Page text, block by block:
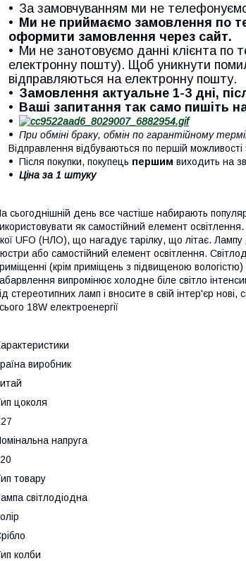
За замовчуванням ми не
Ми не приймаємо замовлення по
оформити замовлення через сайт.
Ми не занотовуємо данні клієнта по
електронну пошту). Щоб уникнути
відправляються на електронну пошту.
Замовлення актуальне 1-3 дні,
Ваші запитання так само пишіть
При обміні браку, обмін по гарантійному
Відправлення відбуваються по першій можливості
Після покупки, покупець першим виходить на
Ціна за 1 штуку
сьогоднішній день все частіше набирають
як самостійний елемент
UFO (НЛО), що нагадує тарілку, що літає. Лампу
або самостійний елемент освітлення.
(крім приміщень з підвищеною
випромінює холодне біле світло
стереотипних ламп і вносите в свій інтер'єр нові,
18W електроенергії
виробник
цоколя
напруга
товару
світлодіодна
колби